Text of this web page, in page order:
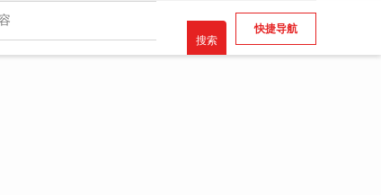
快捷导航
搜索